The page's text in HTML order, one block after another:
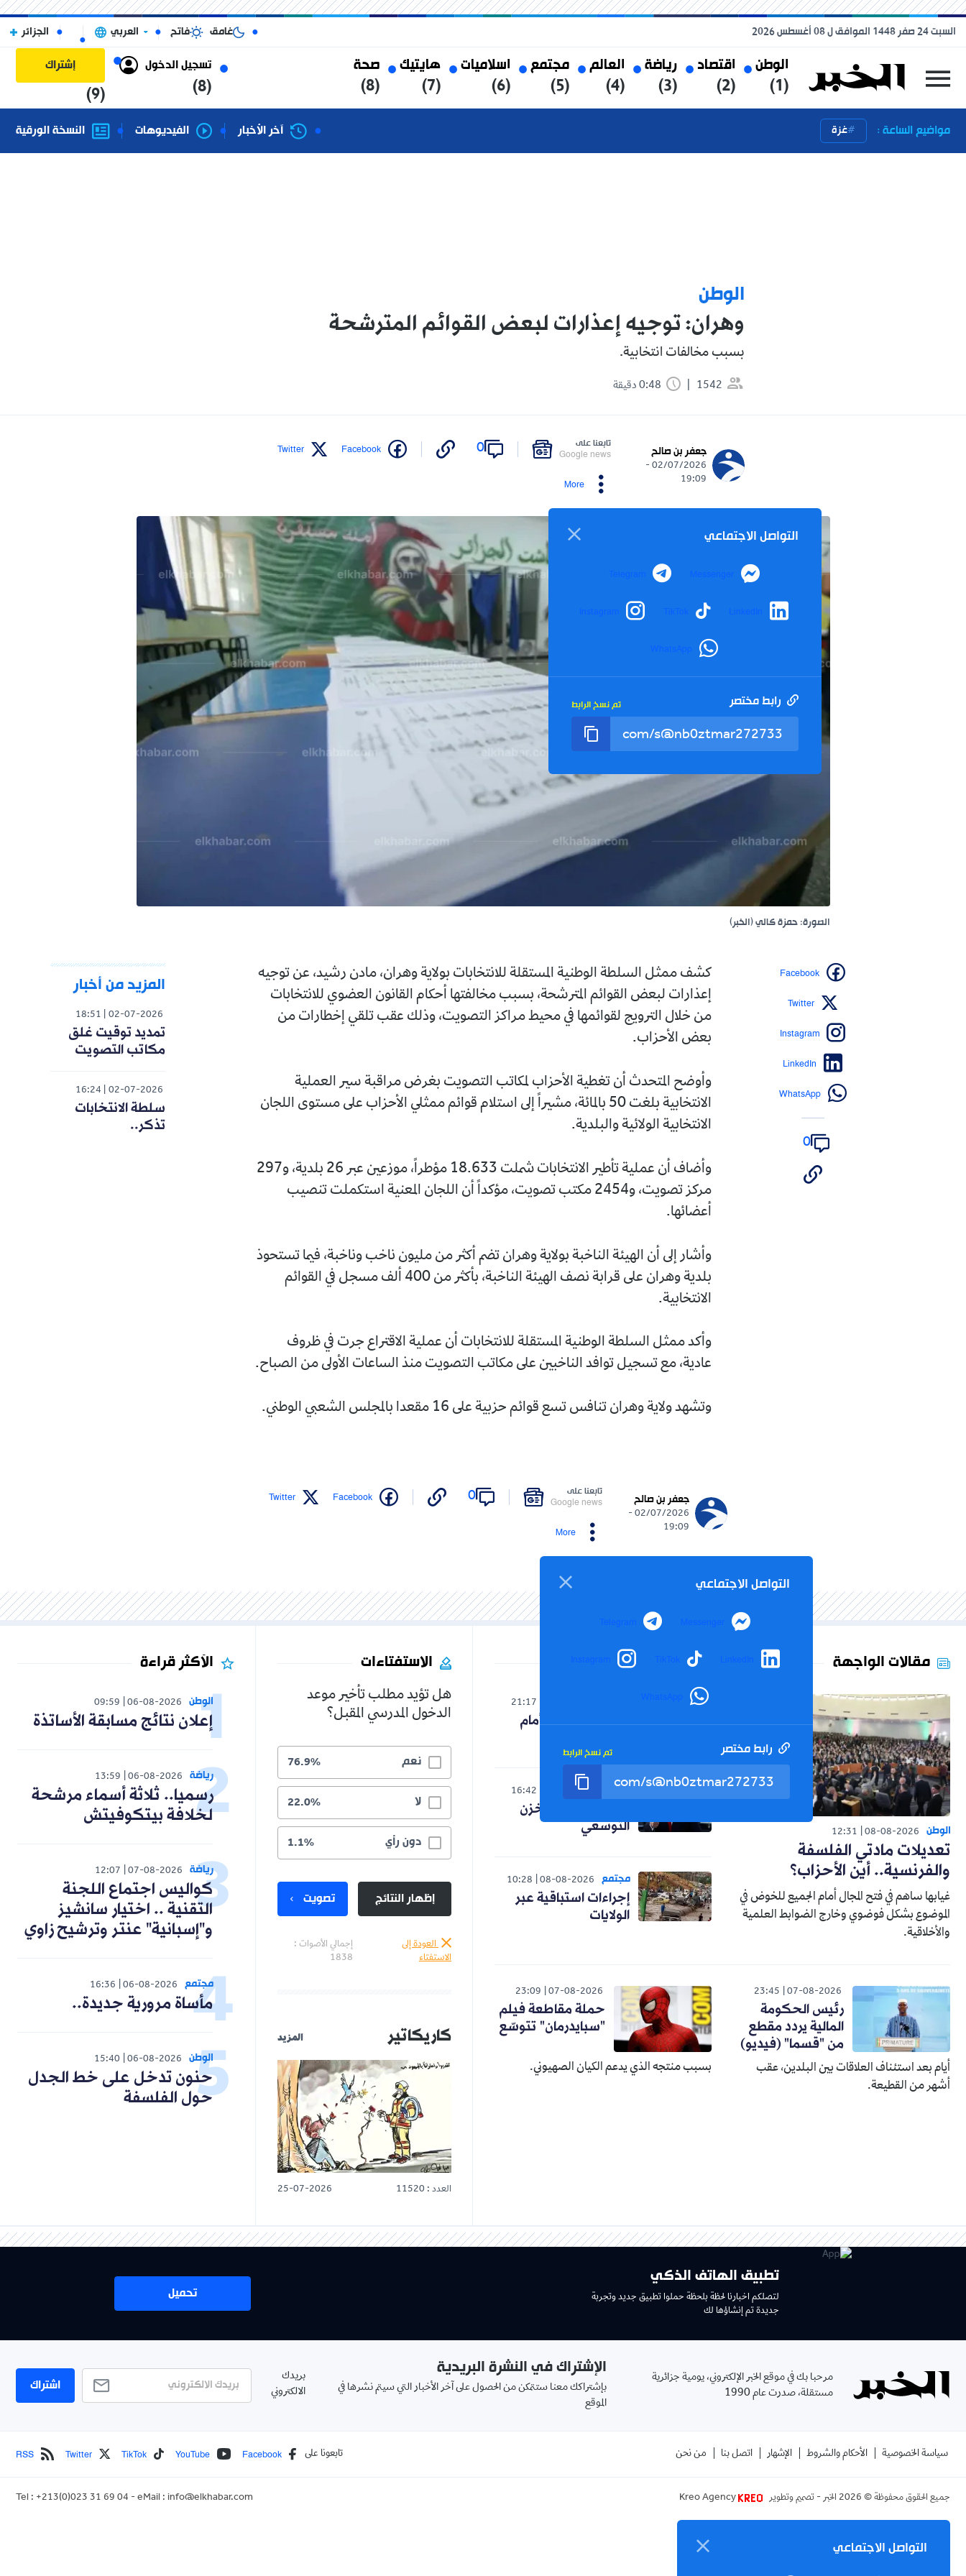
الوطن
(1)
اقتصاد
(2)
رياضة
(3)
العالم
(4)
مجتمع
(5)
اسلاميات
(6)
هايتيك
(7)
صحة
(8)
تسجيل الدخول
(8)
إشتراك
(9)
السبت 24 صفر 1448 الموافق ل 08 أغسطس 2026 غامق فاتح العربي الجزائر
مواضيع الساعة : غزة آخر الأخبار الفيديوهات النسخة الورقية
الوطن
وهران: توجيه إعذارات لبعض القوائم المترشحة
بسبب مخالفات انتخابية.
1542
جعفر بن صالح
02/07/2026 -
19:09
تابعنا على
Google news
0
Facebook
Twitter
More
التواصل الاجتماعي
Messenger
Telegram
LinkedIn
TikTok
Instagram
WhatsApp
رابط مختصر تم نسخ الرابط
الصورة: حمزة كالي (الخبر)
كشف ممثل السلطة الوطنية المستقلة للانتخابات بولاية وهران، مادن رشيد، عن توجيه
إعذارات لبعض القوائم المترشحة، بسبب مخالفتها أحكام القانون العضوي للانتخابات
من خلال الترويج لقوائمها في محيط مراكز التصويت، وذلك عقب تلقي إخطارات من
بعض الأحزاب.
وأوضح المتحدث أن تغطية الأحزاب لمكاتب التصويت بغرض مراقبة سير العملية
الانتخابية بلغت 50 بالمائة، مشيراً إلى استلام قوائم ممثلي الأحزاب على مستوى اللجان
الانتخابية الولائية والبلدية.
وأضاف أن عملية تأطير الانتخابات شملت 18.633 مؤطراً، موزعين عبر 26 بلدية، و297
مركز تصويت، و2454 مكتب تصويت، مؤكداً أن اللجان المعنية استكملت تنصيب
أعضائها.
وأشار إلى أن الهيئة الناخبة بولاية وهران تضم أكثر من مليون ناخب وناخبة، فيما تستحوذ
بلدية وهران على قرابة نصف الهيئة الناخبة، بأكثر من 400 ألف مسجل في القوائم
الانتخابية.
وأكد ممثل السلطة الوطنية المستقلة للانتخابات أن عملية الاقتراع جرت في ظروف
عادية، مع تسجيل توافد الناخبين على مكاتب التصويت منذ الساعات الأولى من الصباح.
وتشهد ولاية وهران تنافس تسع قوائم حزبية على 16 مقعدا بالمجلس الشعبي الوطني.
Facebook
Twitter
Instagram
LinkedIn
WhatsApp
0
المزيد من أخبار
02-07-2026
18:51
تمديد توقيت غلق
مكاتب التصويت
02-07-2026
16:24
سلطة الانتخابات
تذكر..
جعفر بن صالح
02/07/2026 -
19:09
تابعنا على
Google news
0
Facebook
Twitter
More
التواصل الاجتماعي
Messenger
Telegram
LinkedIn
TikTok
Instagram
WhatsApp
رابط مختصر تم نسخ الرابط
مقالات الواجهة
الوطن 08-08-2026
12:31
تعديلات مادتي الفلسفة
والفرنسية.. أين الأحزاب؟
غيابها ساهم في فتح المجال أمام الجميع للخوض في
الموضوع بشكل فوضوي وخارج الضوابط العلمية
والأخلاقية.
21:17
النواب الجدد أمام
العالم 07-08-2026
16:42
صدمة لنظام المخزن
التوسعي
مجتمع 08-08-2026
10:28
إجراءات استباقية عبر
الولايات
07-08-2026
23:45
رئيس الحكومة
المالية يردد مقطع
من "قسما" (فيديو)
أيام بعد استئناف العلاقات بين البلدين، عقب
أشهر من القطيعة.
07-08-2026
23:09
حملة مقاطعة فيلم
"سبايدرمان" تتوسّع
بسبب منتجه الذي يدعم الكيان الصهيوني.
الاستفتاءات
هل تؤيد مطلب تأخير موعد
الدخول المدرسي المقبل؟
نعم 76.9%
لا 22.0%
دون رأي 1.1%
إظهار النتائج تصويت
العودة إلى
الاستفتاء
إجمالي الأصوات :
1838
كاريكاتير المزيد
العدد : 11520 25-07-2026
الأكثر قراءة
الوطن 06-08-2026
09:59
إعلان نتائج مسابقة الأساتذة
رياضة 06-08-2026
13:59
رسميا.. ثلاثة أسماء مرشحة
لخلافة بيتكوفيتش
رياضة 07-08-2026
12:07
كواليس اجتماع اللجنة
التقنية .. اختيار سانشيز
و"إسبانية" عنتر وترشيح زاوي
مجتمع 06-08-2026
16:36
مأساة مرورية جديدة..
الوطن 06-08-2026
15:40
حنون تدخل على خط الجدل
حول الفلسفة
تطبيق الهاتف الذكي
لتصلكم اخبارنا لحظة بلحظة حملوا تطبيق جديد وتجربة
جديدة تم إنشاؤها لك
تحميل
مرحبا بك في موقع الخبر الإلكتروني، يومية جزائرية
مستقلة، صدرت عام 1990
الإشتراك في النشرة البريدية
بإشتراكك معنا ستتمكن من الحصول على آخر الأخبار التي سيتم نشرها في
الموقع
بريدك
الالكتروني
اشتراك
سياسة الخصوصية الأحكام والشروط الإشهار اتصل بنا من نحن تابعونا على Facebook
YouTube
TikTok
Twitter
RSS
جميع الحقوق محفوظة © 2026 الخبر - تصميم وتطوير Kreo Agency
Tel : +213(0)023 31 69 04 - eMail : info@elkhabar.com
التواصل الاجتماعي